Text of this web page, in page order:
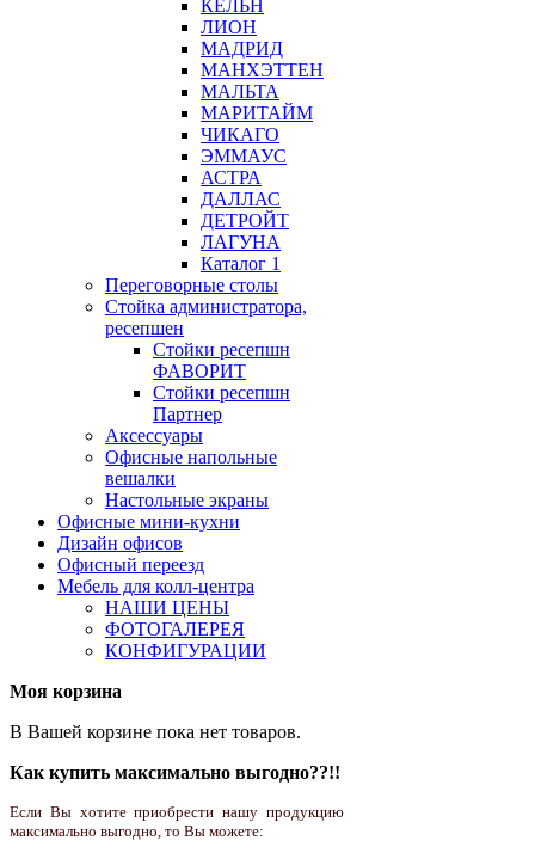
КЕЛЬН
ЛИОН
МАДРИД
МАНХЭТТЕН
МАЛЬТА
МАРИТАЙМ
ЧИКАГО
ЭММАУС
АСТРА
ДАЛЛАС
ДЕТРОЙТ
ЛАГУНА
Каталог 1
Переговорные столы
Стойка администратора,
ресепшен
Стойки ресепшн
ФАВОРИТ
Стойки ресепшн
Партнер
Аксессуары
Офисные напольные
вешалки
Настольные экраны
Офисные мини-кухни
Дизайн офисов
Офисный переезд
Мебель для колл-центра
НАШИ ЦЕНЫ
ФОТОГАЛЕРЕЯ
КОНФИГУРАЦИИ
Моя корзина
В Вашей корзине пока нет товаров.
Как купить максимально выгодно??!!
Если Вы хотите приобрести нашу продукцию
максимально выгодно, то Вы можете: